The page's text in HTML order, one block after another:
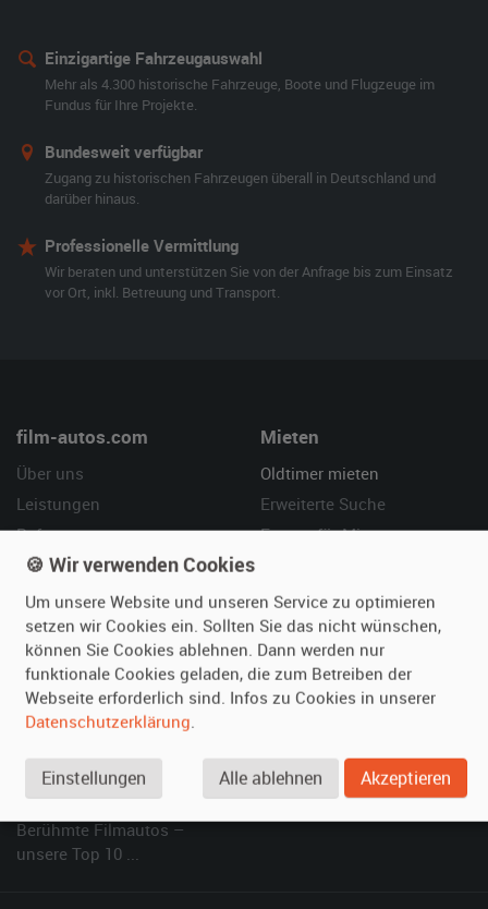
Einzigartige Fahrzeugauswahl
Mehr als 4.300 historische Fahrzeuge, Boote und Flugzeuge im
Fundus für Ihre Projekte.
Bundesweit verfügbar
Zugang zu historischen Fahrzeugen überall in Deutschland und
darüber hinaus.
Professionelle Vermittlung
Wir beraten und unterstützen Sie von der Anfrage bis zum Einsatz
vor Ort, inkl. Betreuung und Transport.
film-autos.com
Über uns
Leistungen
Referenzen
Kundenmeinungen
Mieten
Oldtimer mieten
Erweiterte Suche
Fragen für Mieter
Vermieten
Oldtimer anmelden
Fotos senden
Fragen für Vermieter
Hilfe
Häufige Fragen (FAQ)
So funktioniert's
SPECIAL
Berühmte Filmautos –
unsere Top 10 ...
🍪 Wir verwenden Cookies
Um unsere Website und unseren Service zu optimieren
setzen wir Cookies ein. Sollten Sie das nicht wünschen,
können Sie Cookies ablehnen. Dann werden nur
funktionale Cookies geladen, die zum Betreiben der
Webseite erforderlich sind. Infos zu Cookies in unserer
Datenschutzerklärung.
Einstellungen Alle ablehnen Akzeptieren